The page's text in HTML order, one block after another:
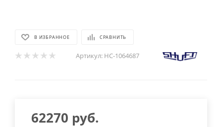
В ИЗБРАННОЕ СРАВНИТЬ
Артикул: НС-1064687
62270 руб.